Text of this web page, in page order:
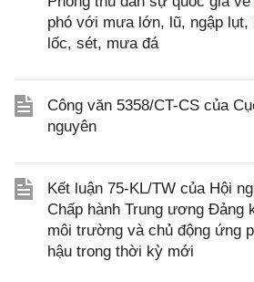
phó với mưa lớn, lũ, ngập lụt,
lốc, sét, mưa đá
Công văn 5358/CT-CS của
nguyên
Kết luận 75-KL/TW của Hội
Chấp hành Trung ương Đảng
môi trường và chủ động ứng
hậu trong thời kỳ mới